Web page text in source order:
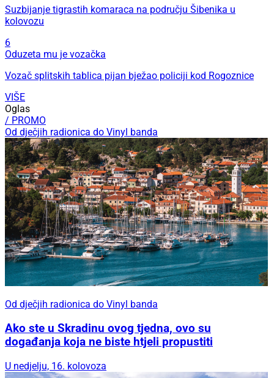
Suzbijanje tigrastih komaraca na području Šibenika u
kolovozu
6
Oduzeta mu je vozačka
Vozač splitskih tablica pijan bježao policiji kod Rogoznice
VIŠE
Oglas
/ PROMO
Od dječjih radionica do Vinyl banda
Od dječjih radionica do Vinyl banda
Ako ste u Skradinu ovog tjedna, ovo su
događanja koja ne biste htjeli propustiti
U nedjelju, 16. kolovoza